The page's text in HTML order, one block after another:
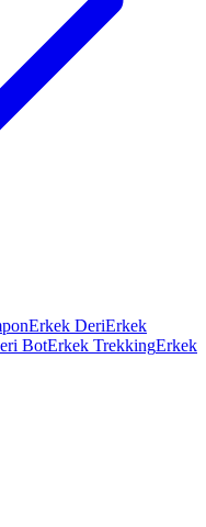
Erkek DeriErkek
BotErkek TrekkingErkek